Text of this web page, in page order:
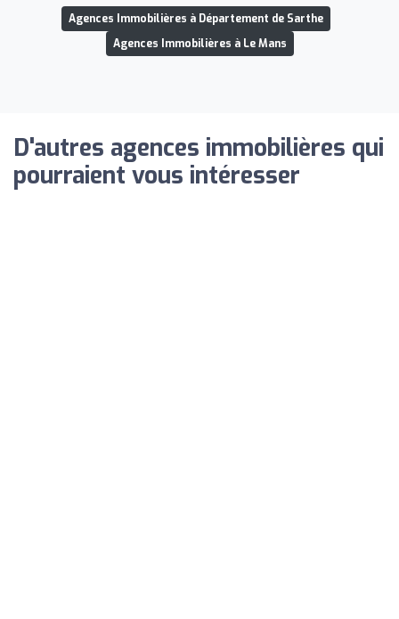
Agences Immobilières à Département de Sarthe
Agences Immobilières à Le Mans
D'autres agences immobilières qui
pourraient vous intéresser